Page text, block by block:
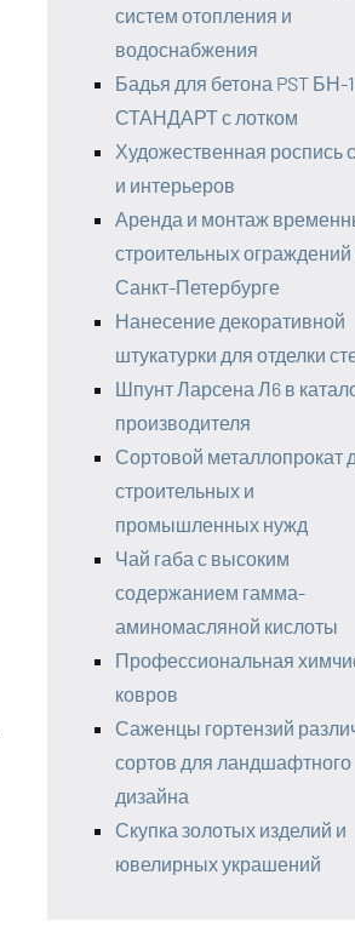
систем отопления и
водоснабжения
Бадья для бетона PST БН-
СТАНДАРТ с лотком
Художественная роспись
и интерьеров
Аренда и монтаж
строительных ограждений
Санкт-Петербурге
Нанесение декоративной
штукатурки для отделки
Шпунт Ларсена Л6 в
производителя
Сортовой металлопрокат
строительных и
промышленных нужд
Чай габа с высоким
содержанием гамма-
аминомасляной кислоты
Профессиональная
ковров
Саженцы гортензий
сортов для ландшафтного
дизайна
Скупка золотых изделий и
ювелирных украшений